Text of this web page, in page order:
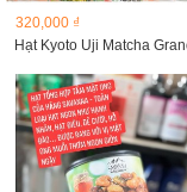
320,000 ₫
Hạt Kyoto Uji Matcha